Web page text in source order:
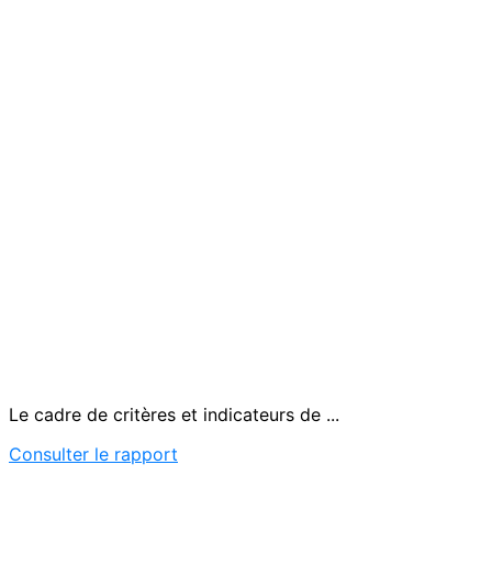
Le cadre de critères et indicateurs de ...
Consulter le rapport